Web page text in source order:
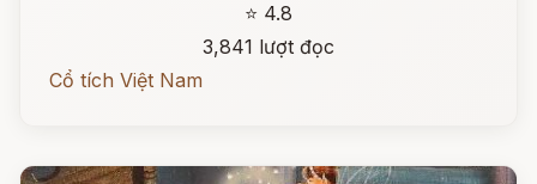
⭐ 4.8
3,841 lượt đọc
Cổ tích Việt Nam